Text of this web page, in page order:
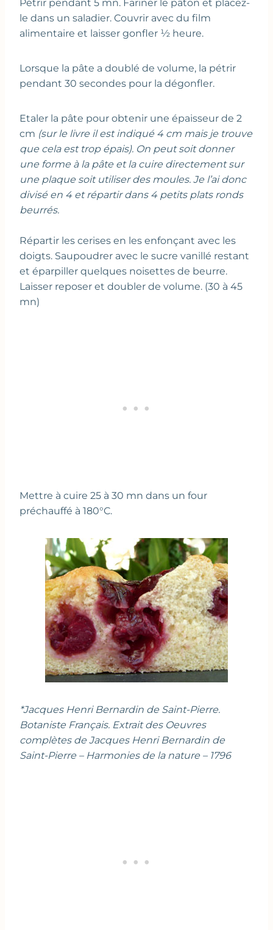
Pétrir pendant 5 mn. Fariner le pâton et placez-
le dans un saladier. Couvrir avec du film
alimentaire et laisser gonfler ½ heure.
Lorsque la pâte a doublé de volume, la pétrir
pendant 30 secondes pour la dégonfler.
Etaler la pâte pour obtenir une épaisseur de 2
cm (sur le livre il est indiqué 4 cm mais je trouve
que cela est trop épais). On peut soit donner
une forme à la pâte et la cuire directement sur
une plaque soit utiliser des moules. Je l’ai donc
divisé en 4 et répartir dans 4 petits plats ronds
beurrés.
Répartir les cerises en les enfonçant avec les
doigts. Saupoudrer avec le sucre vanillé restant
et éparpiller quelques noisettes de beurre.
Laisser reposer et doubler de volume. (30 à 45
mn)
Mettre à cuire 25 à 30 mn dans un four
préchauffé à 180°C.
*Jacques Henri Bernardin de Saint-Pierre.
Botaniste Français. Extrait des Oeuvres
complètes de Jacques Henri Bernardin de
Saint-Pierre – Harmonies de la nature – 1796